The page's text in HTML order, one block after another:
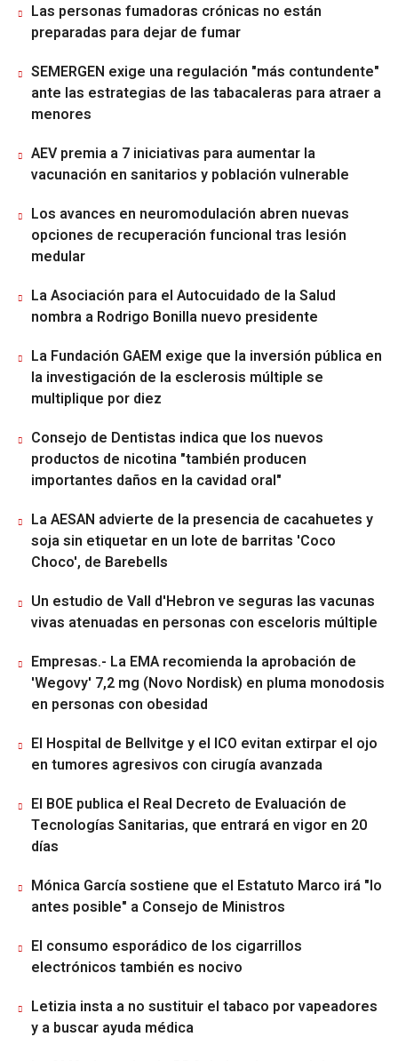
Las personas fumadoras crónicas no están
preparadas para dejar de fumar
SEMERGEN exige una regulación "más contundente"
ante las estrategias de las tabacaleras para atraer a
menores
AEV premia a 7 iniciativas para aumentar la
vacunación en sanitarios y población vulnerable
Los avances en neuromodulación abren nuevas
opciones de recuperación funcional tras lesión
medular
La Asociación para el Autocuidado de la Salud
nombra a Rodrigo Bonilla nuevo presidente
La Fundación GAEM exige que la inversión pública en
la investigación de la esclerosis múltiple se
multiplique por diez
Consejo de Dentistas indica que los nuevos
productos de nicotina "también producen
importantes daños en la cavidad oral"
La AESAN advierte de la presencia de cacahuetes y
soja sin etiquetar en un lote de barritas 'Coco
Choco', de Barebells
Un estudio de Vall d'Hebron ve seguras las vacunas
vivas atenuadas en personas con esceloris múltiple
Empresas.- La EMA recomienda la aprobación de
'Wegovy' 7,2 mg (Novo Nordisk) en pluma monodosis
en personas con obesidad
El Hospital de Bellvitge y el ICO evitan extirpar el ojo
en tumores agresivos con cirugía avanzada
El BOE publica el Real Decreto de Evaluación de
Tecnologías Sanitarias, que entrará en vigor en 20
días
Mónica García sostiene que el Estatuto Marco irá "lo
antes posible" a Consejo de Ministros
El consumo esporádico de los cigarrillos
electrónicos también es nocivo
Letizia insta a no sustituir el tabaco por vapeadores
y a buscar ayuda médica